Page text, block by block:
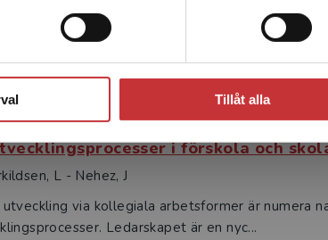
Tillåt alla
att ett gemensamt kunnande och en
barns och elevers lärande och
i förskola och
L - Nehez, J
via kollegiala arbetsformer är numera
Ledarskapet är en nyc...